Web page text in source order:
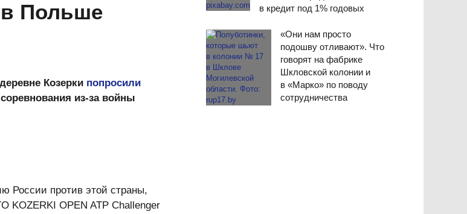
в кредит под 1% годовых
«Они нам просто
подошву отливают». Что
говорят на фабрике
Шкловской колонии и
в «Марко» по поводу
сотрудничества
в Польше
Козерки попросили
из-за войны
России против этой страны,
KOZERKI OPEN ATP Challenger